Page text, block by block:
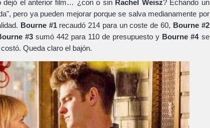
dejó el anterior film… ¿con o sin Rachel Weisz? Echando un
pero ya pueden mejorar porque se salva medianamente por
Bourne #1recaudó 214 para un coste de 60, Bourne #2
#3sumó 442 para 110 de presupuesto y Bourne #4se
Queda claro el bajón.